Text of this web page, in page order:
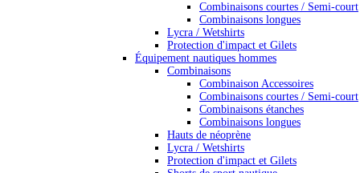
Combinaisons courtes / Semi-court
Combinaisons longues
Lycra / Wetshirts
Protection d'impact et Gilets
Équipement nautiques hommes
Combinaisons
Combinaison Accessoires
Combinaisons courtes / Semi-court
Combinaisons étanches
Combinaisons longues
Hauts de néoprène
Lycra / Wetshirts
Protection d'impact et Gilets